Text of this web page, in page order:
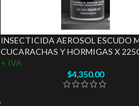
INSECTICIDA AEROSOL ESCUDO
CUCARACHAS Y HORMIGAS X
+ IVA
$4,350.00